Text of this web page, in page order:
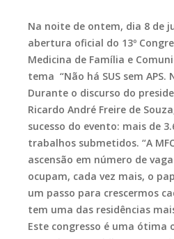
Na noite de ontem, dia 8 de
abertura oficial do 13º
Medicina de Família e
tema “Não há SUS sem APS.
Durante o discurso do
Ricardo André Freire de
sucesso do evento: mais de
trabalhos submetidos. “A
ascensão em número de
ocupam, cada vez mais, o
um passo para crescermos
tem uma das residências
Este congresso é uma ótima